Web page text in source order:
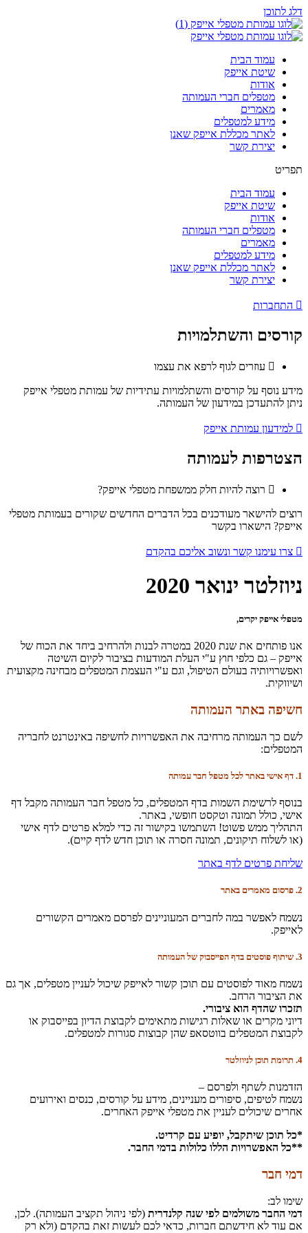
דלג לתוכן
עמוד הבית
שיטת אייפק
אודות
מטפלים חברי העמותה
מאמרים
מידע למטפלים
לאתר מכללת אייפק שאנן
יצירת קשר
תפריט
עמוד הבית
שיטת אייפק
אודות
מטפלים חברי העמותה
מאמרים
מידע למטפלים
לאתר מכללת אייפק שאנן
יצירת קשר
התחברות
קורסים והשתלמויות
עוזרים לגוף לרפא את עצמו
מידע נוסף על קורסים והשתלמויות עתידיות של עמותת מטפלי אייפק
ניתן להתעדכן במידעון של העמותה.
למידעון עמותת אייפק
הצטרפות לעמותה
רוצה להיות חלק ממשפחת מטפלי אייפק?
רוצים להישאר מעודכנים בכל הדברים החדשים שקורים בעמותת מטפלי
אייפק? הישארו בקשר
צרו עימנו קשר ונשוב אליכם בהקדם
ניוזלטר ינואר 2020
מטפלי אייפק יקרים,
אנו פותחים את שנת 2020 במטרה לבנות ולהרחיב ביחד את הכוח של
אייפק – גם כלפי חוץ ע"י העלת המודעות בציבור לקיום השיטה
ואפשרויותיה בעולם הטיפול, וגם ע"י העצמת המטפלים מבחינה מקצועית
ושיווקית.
חשיפה באתר העמותה
לשם כך העמותה מרחיבה את האפשרויות לחשיפה באינטרנט לחבריה
המטפלים:
1. דף אישי באתר לכל מטפל חבר עמותה
בנוסף לרשימת השמות בדף המטפלים, כל מטפל חבר העמותה מקבל דף
אישי, כולל תמונה וטקסט חופשי, באתר.
התהליך ממש פשוט! השתמשו בקישור זה כדי למלא פרטים לדף אישי
(או לשלוח תיקונים, תמונה חסרה או תוכן חדש לדף קיים).
שליחת פרטים לדף באתר
2. פרסום מאמרים באתר
נשמח לאפשר במה לחברים המעוניינים לפרסם מאמרים הקשורים
לאייפק.
3. שיתוף פוסטים בדף הפייסבוק של העמותה
נשמח מאוד לפוסטים עם תוכן קשור לאייפק שיכול לעניין מטפלים, אך גם
את הציבור הרחב.
תזכרו שהדף הוא ציבורי.
דיוני מקרים או שאלות רגישות מתאימים לקבוצת הדיון בפייסבוק או
לקבוצת המטפלים בווטסאפ שהן קבוצות סגורות למטפלים.
4. תרומת תוכן לניוזלטר
הזדמנות לשתף ולפרסם –
נשמח לטיפים, סיפורים מעניינים, מידע על קורסים, כנסים ואירועים
אחרים שיכולים לעניין את מטפלי אייפק האחרים.
*כל תוכן שיתקבל, יופיע עם קרדיט.
**כל האפשרויות הללו כלולות בדמי החבר.
דמי חבר
שימו לב:
דמי החבר משולמים לפי שנה קלנדרית (לפי ניהול תקציב העמותה). לכן,
אם עוד לא חידשתם חברות, כדאי לכם לעשות זאת בהקדם (ולא רק